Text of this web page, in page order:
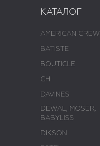
КАТАЛОГ
AMERICAN CREW
BATISTE
BOUTICLE
CHI
DAVINES
DEWAL, MOSER,
BABYLISS
DIKSON